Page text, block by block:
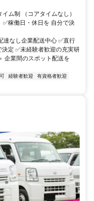
ム制 （コアタイムなし）
稼働日・休日を 自分で決
達なし企業配送中心 ✅直行
定 ✅未経験者歓迎の充実研
企業間のスポット配送を
経験者歓迎
有資格者歓迎